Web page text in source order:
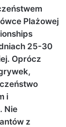
Plażowej
25-30
Oprócz
i
Nie
z